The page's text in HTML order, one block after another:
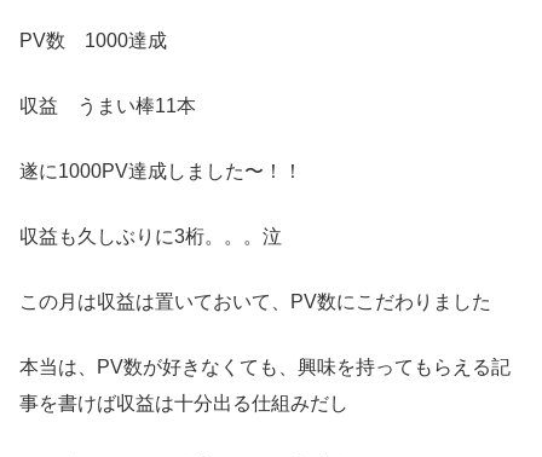
PV数 1000達成
収益 うまい棒11本
遂に1000PV達成しました〜！！
収益も久しぶりに3桁。。。泣
この月は収益は置いておいて、PV数にこだわりました
本当は、PV数が好きなくても、興味を持ってもらえる記
事を書けば収益は十分出る仕組みだし